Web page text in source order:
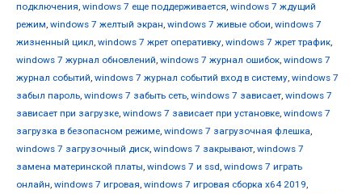
подключения, windows 7 еще поддерживается, windows 7 ждущий
режим, windows 7 желтый экран, windows 7 живые обои, windows 7
жизненный цикл, windows 7 жрет оперативку, windows 7 жрет трафик,
windows 7 журнал обновлений, windows 7 журнал ошибок, windows 7
журнал событий, windows 7 журнал событий вход в систему, windows 7
забыл пароль, windows 7 забыть сеть, windows 7 зависает, windows 7
зависает при загрузке, windows 7 зависает при установке, windows 7
загрузка в безопасном режиме, windows 7 загрузочная флешка,
windows 7 загрузочный диск, windows 7 закрывают, windows 7
замена материнской платы, windows 7 и ssd, windows 7 играть
онлайн, windows 7 игровая, windows 7 игровая сборка x64 2019,